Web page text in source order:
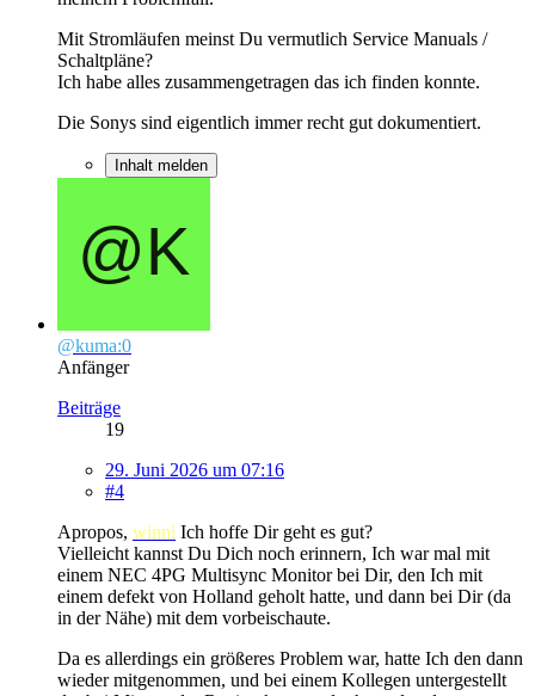
Mit Stromläufen meinst Du vermutlich Service Manuals /
Schaltpläne?
Ich habe alles zusammengetragen das ich finden konnte.
Die Sonys sind eigentlich immer recht gut dokumentiert.
Inhalt melden
@kuma:0
Anfänger
Beiträge
19
29. Juni 2026 um 07:16
#4
Apropos, winni Ich hoffe Dir geht es gut?
Vielleicht kannst Du Dich noch erinnern, Ich war mal mit
einem NEC 4PG Multisync Monitor bei Dir, den Ich mit
einem defekt von Holland geholt hatte, und dann bei Dir (da
in der Nähe) mit dem vorbeischaute.
Da es allerdings ein größeres Problem war, hatte Ich den dann
wieder mitgenommen, und bei einem Kollegen untergestellt